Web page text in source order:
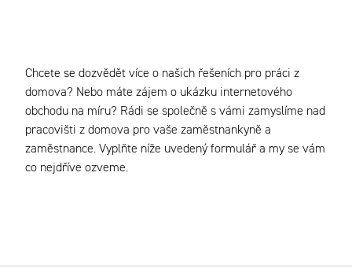
Chcete se dozvědět více o našich řešeních pro práci z
domova? Nebo máte zájem o ukázku internetového
obchodu na míru? Rádi se společně s vámi zamyslíme nad
pracovišti z domova pro vaše zaměstnankyně a
zaměstnance. Vyplňte níže uvedený formulář a my se vám
co nejdříve ozveme.